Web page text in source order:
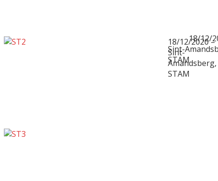
18/12/2020 –
Sint-
Amandsberg,
STAM
18/12/
Sint-
STAM